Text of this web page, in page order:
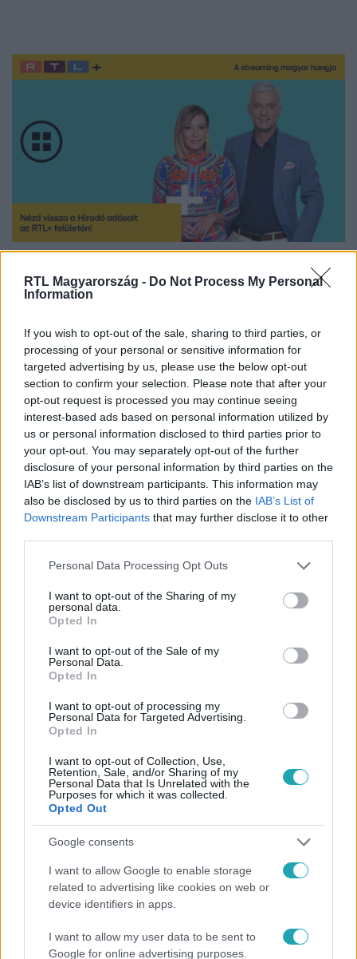
RTL Magyarország - Do Not Process My Personal
Information
If you wish to opt-out of the sale, sharing to third parties, or
processing of your personal or sensitive information for
targeted advertising by us, please use the below opt-out
section to confirm your selection. Please note that after your
opt-out request is processed you may continue seeing
interest-based ads based on personal information utilized by
us or personal information disclosed to third parties prior to
your opt-out. You may separately opt-out of the further
disclosure of your personal information by third parties on the
IAB’s list of downstream participants. This information may
also be disclosed by us to third parties on the IAB’s List of
Downstream Participants that may further disclose it to other
Please note that this website/app uses one or more Google
not limited to your visit or usage behaviour. You may click to
grant or deny consent to Google and its third-party tags to
use your data for below specified purposes in below Google
consent section.
Personal Data Processing Opt Outs
I want to opt-out of the Sharing of my
personal data.
Opted In
I want to opt-out of the Sale of my
Personal Data.
Opted In
I want to opt-out of processing my
Personal Data for Targeted Advertising.
Opted In
I want to opt-out of Collection, Use,
Retention, Sale, and/or Sharing of my
Personal Data that Is Unrelated with the
Purposes for which it was collected.
Opted Out
Google consents
I want to allow Google to enable storage
related to advertising like cookies on web or
device identifiers in apps.
I want to allow my user data to be sent to
Google for online advertising purposes.
Itt állítsd be, hogy az RTL.hu az elsők között
legyen a Google-találatokban!
Kövess minket, és értesülj a friss hírekről a
HÍRADÓ #
KILAKOLTATÁS VIII. KERÜLET
LAKHATÁSI SZEGÉNYSÉG